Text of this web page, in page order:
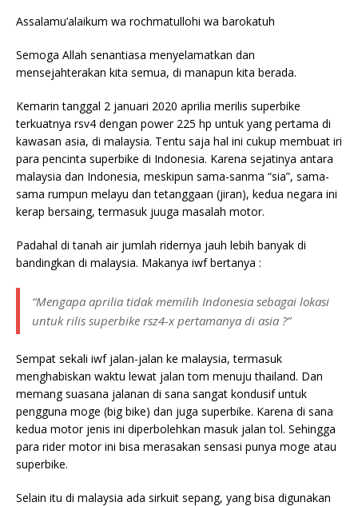
Assalamu’alaikum wa rochmatullohi wa barokatuh
Semoga Allah senantiasa menyelamatkan dan
mensejahterakan kita semua, di manapun kita berada.
Kemarin tanggal 2 januari 2020 aprilia merilis superbike
terkuatnya rsv4 dengan power 225 hp untuk yang pertama di
kawasan asia, di malaysia. Tentu saja hal ini cukup membuat iri
para pencinta superbike di Indonesia. Karena sejatinya antara
malaysia dan Indonesia, meskipun sama-sanma “sia”, sama-
sama rumpun melayu dan tetanggaan (jiran), kedua negara ini
kerap bersaing, termasuk juuga masalah motor.
Padahal di tanah air jumlah ridernya jauh lebih banyak di
bandingkan di malaysia. Makanya iwf bertanya :
“Mengapa aprilia tidak memilih Indonesia sebagai lokasi
untuk rilis superbike rsz4-x pertamanya di asia ?”
Sempat sekali iwf jalan-jalan ke malaysia, termasuk
menghabiskan waktu lewat jalan tom menuju thailand. Dan
memang suasana jalanan di sana sangat kondusif untuk
pengguna moge (big bike) dan juga superbike. Karena di sana
kedua motor jenis ini diperbolehkan masuk jalan tol. Sehingga
para rider motor ini bisa merasakan sensasi punya moge atau
superbike.
Selain itu di malaysia ada sirkuit sepang, yang bisa digunakan